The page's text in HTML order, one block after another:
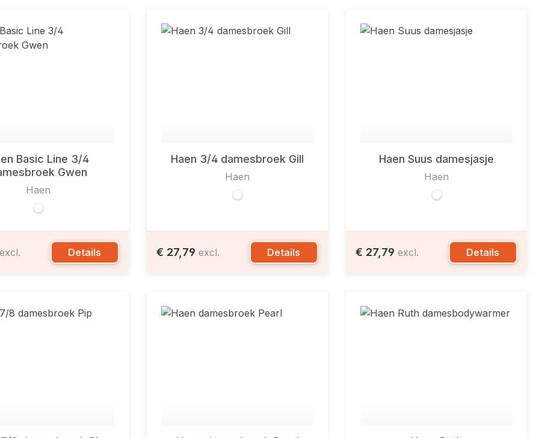
Basic Line 3/4
Gwen
Haen
excl. Details
Haen 3/4 damesbroek Gill
Haen
€ 27,79 excl. Details
Haen Suus damesjasje
Haen
€ 27,79 excl. Details